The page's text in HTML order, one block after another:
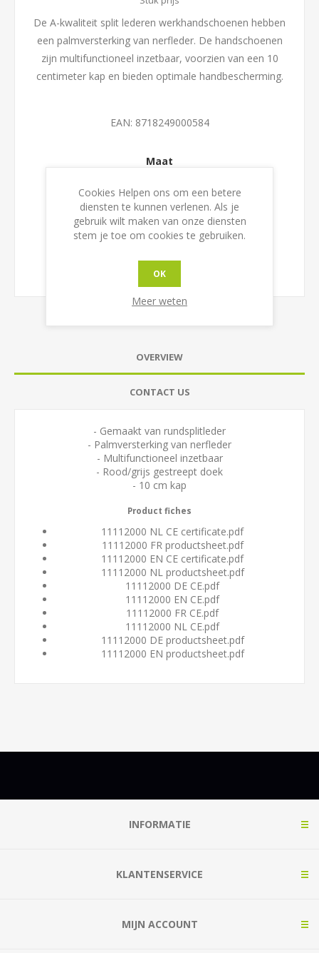
De A-kwaliteit split lederen werkhandschoenen hebben
een palmversterking van nerfleder. De handschoenen
zijn multifunctioneel inzetbaar, voorzien van een 10
centimeter kap en bieden optimale handbescherming.
EAN: 8718249000584
Maat
OVERVIEW
CONTACT US
- Gemaakt van rundsplitleder
- Palmversterking van nerfleder
- Multifunctioneel inzetbaar
- Rood/grijs gestreept doek
- 10 cm kap
Product fiches
11112000 NL CE certificate.pdf
11112000 FR productsheet.pdf
11112000 EN CE certificate.pdf
11112000 NL productsheet.pdf
11112000 DE CE.pdf
11112000 EN CE.pdf
11112000 FR CE.pdf
11112000 NL CE.pdf
11112000 DE productsheet.pdf
11112000 EN productsheet.pdf
INFORMATIE
KLANTENSERVICE
MIJN ACCOUNT
Cookies Helpen ons om een betere
diensten te kunnen verlenen. Als je
gebruik wilt maken van onze diensten
stem je toe om cookies te gebruiken.
OK
Meer weten